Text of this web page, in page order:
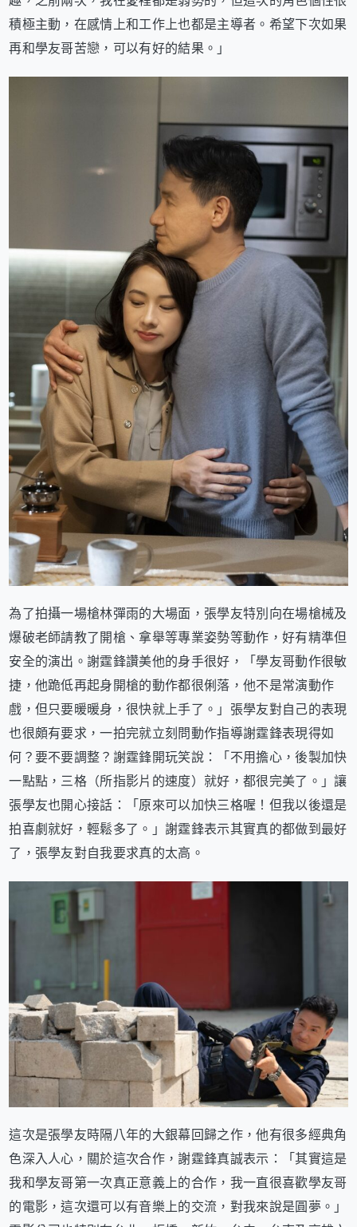
積極主動，在感情上和工作上也都是主導者。希望下次如果
再和學友哥苦戀，可以有好的結果。」
為了拍攝一場槍林彈雨的大場面，張學友特別向在場槍械及
爆破老師請教了開槍、拿舉等專業姿勢等動作，好有精準但
安全的演出。謝霆鋒讚美他的身手很好，「學友哥動作很敏
捷，他跪低再起身開槍的動作都很俐落，他不是常演動作
戲，但只要暖暖身，很快就上手了。」張學友對自己的表現
也很頗有要求，一拍完就立刻問動作指導謝霆鋒表現得如
何？要不要調整？謝霆鋒開玩笑說：「不用擔心，後製加快
一點點，三格（所指影片的速度）就好，都很完美了。」讓
張學友也開心接話：「原來可以加快三格喔！但我以後還是
拍喜劇就好，輕鬆多了。」謝霆鋒表示其實真的都做到最好
了，張學友對自我要求真的太高。
這次是張學友時隔八年的大銀幕回歸之作，他有很多經典角
色深入人心，關於這次合作，謝霆鋒真誠表示：「其實這是
我和學友哥第一次真正意義上的合作，我一直很喜歡學友哥
的電影，這次還可以有音樂上的交流，對我來說是圓夢。」